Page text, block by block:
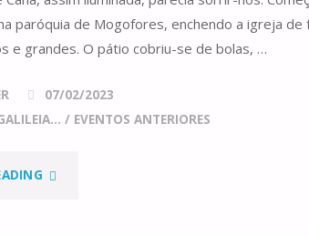
paróquia de Mogofores, enchendo a igreja de
e grandes. O pátio cobriu-se de bolas, …
07/02/2023
/ EVENTOS ANTERIORES
"SANTAS